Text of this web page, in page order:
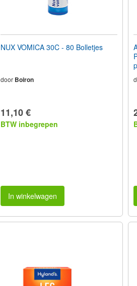
NUX VOMICA 30C - 80 Bolletjes
door Boiron
11,10 €
BTW inbegrepen
In winkelwagen